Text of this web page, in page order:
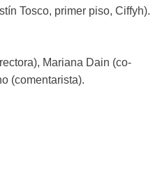
Tosco, primer piso, Ciffyh).
Mariana Dain (co-
(comentarista).